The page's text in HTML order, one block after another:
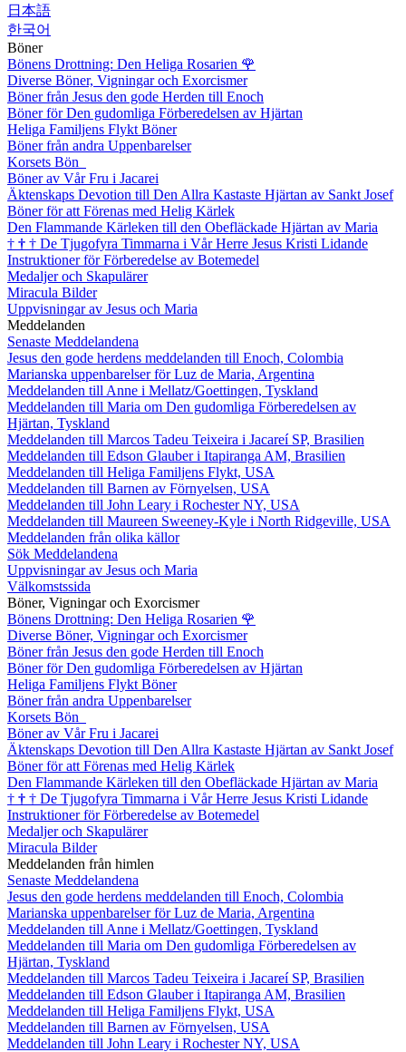
日本語
한국어
Böner
Bönens Drottning: Den Heliga Rosarien 🌹
Diverse Böner, Vigningar och Exorcismer
Böner från Jesus den gode Herden till Enoch
Böner för Den gudomliga Förberedelsen av Hjärtan
Heliga Familjens Flykt Böner
Böner från andra Uppenbarelser
Korsets Bön
Böner av Vår Fru i Jacarei
Äktenskaps Devotion till Den Allra Kastaste Hjärtan av Sankt Josef
Böner för att Förenas med Helig Kärlek
Den Flammande Kärleken till den Obefläckade Hjärtan av Maria
† † † De Tjugofyra Timmarna i Vår Herre Jesus Kristi Lidande
Instruktioner för Förberedelse av Botemedel
Medaljer och Skapulärer
Miracula Bilder
Uppvisningar av Jesus och Maria
Meddelanden
Senaste Meddelandena
Jesus den gode herdens meddelanden till Enoch, Colombia
Marianska uppenbarelser för Luz de Maria, Argentina
Meddelanden till Anne i Mellatz/Goettingen, Tyskland
Meddelanden till Maria om Den gudomliga Förberedelsen av
Hjärtan, Tyskland
Meddelanden till Marcos Tadeu Teixeira i Jacareí SP, Brasilien
Meddelanden till Edson Glauber i Itapiranga AM, Brasilien
Meddelanden till Heliga Familjens Flykt, USA
Meddelanden till Barnen av Förnyelsen, USA
Meddelanden till John Leary i Rochester NY, USA
Meddelanden till Maureen Sweeney-Kyle i North Ridgeville, USA
Meddelanden från olika källor
Sök Meddelandena
Uppvisningar av Jesus och Maria
Välkomstssida
Böner, Vigningar och Exorcismer
Bönens Drottning: Den Heliga Rosarien 🌹
Diverse Böner, Vigningar och Exorcismer
Böner från Jesus den gode Herden till Enoch
Böner för Den gudomliga Förberedelsen av Hjärtan
Heliga Familjens Flykt Böner
Böner från andra Uppenbarelser
Korsets Bön
Böner av Vår Fru i Jacarei
Äktenskaps Devotion till Den Allra Kastaste Hjärtan av Sankt Josef
Böner för att Förenas med Helig Kärlek
Den Flammande Kärleken till den Obefläckade Hjärtan av Maria
† † † De Tjugofyra Timmarna i Vår Herre Jesus Kristi Lidande
Instruktioner för Förberedelse av Botemedel
Medaljer och Skapulärer
Miracula Bilder
Meddelanden från himlen
Senaste Meddelandena
Jesus den gode herdens meddelanden till Enoch, Colombia
Marianska uppenbarelser för Luz de Maria, Argentina
Meddelanden till Anne i Mellatz/Goettingen, Tyskland
Meddelanden till Maria om Den gudomliga Förberedelsen av
Hjärtan, Tyskland
Meddelanden till Marcos Tadeu Teixeira i Jacareí SP, Brasilien
Meddelanden till Edson Glauber i Itapiranga AM, Brasilien
Meddelanden till Heliga Familjens Flykt, USA
Meddelanden till Barnen av Förnyelsen, USA
Meddelanden till John Leary i Rochester NY, USA